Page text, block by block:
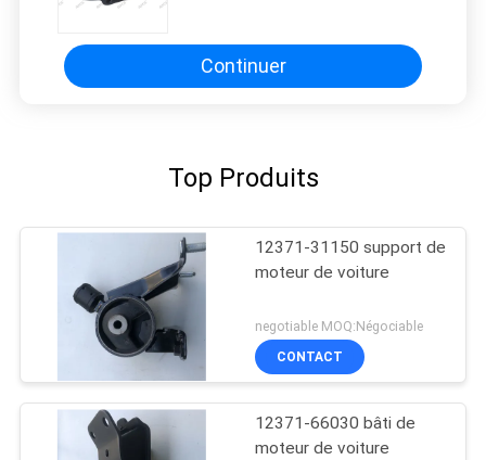
Continuer
Top Produits
12371-31150 support de
moteur de voiture
negotiable MOQ:Négociable
CONTACT
12371-66030 bâti de
moteur de voiture